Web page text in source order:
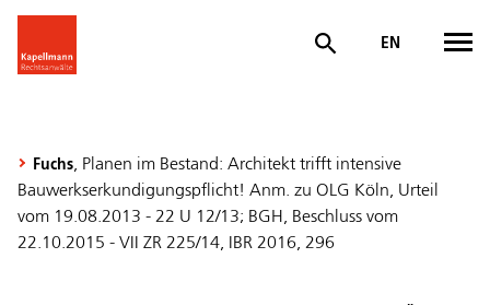
EN
Fuchs, Planen im Bestand: Architekt trifft intensive
Bauwerkserkundigungspflicht! Anm. zu OLG Köln, Urteil
vom 19.08.2013 - 22 U 12/13; BGH, Beschluss vom
22.10.2015 - VII ZR 225/14, IBR 2016, 296